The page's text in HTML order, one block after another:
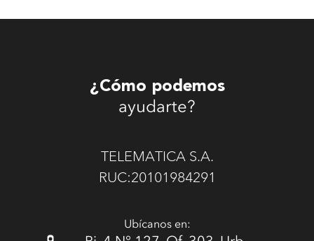
¿Cómo podemos
ayudarte?
TELEMATICA S.A.
RUC:20101984291
Ubícanos en: